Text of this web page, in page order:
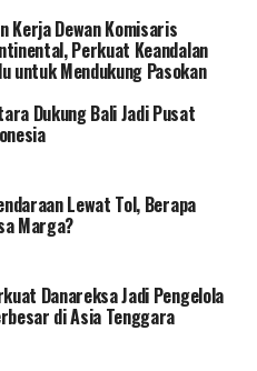
pelabuhan, bandara,
dan titik vital lainnya.
sekarang
dan terkontrol secara
gangguan mungkin
ada laporan gangguan,
bergerak dalam hitungan
tak perlu khawatir
selama Idul Adha
bisa langsung
layanan PLN.
Kerja Dewan Komisaris
Perkuat Keandalan
untuk Mendukung Pasokan
Dukung Bali Jadi Pusat
Lewat Tol, Berapa
Marga?
Danareksa Jadi Pengelola
di Asia Tenggara